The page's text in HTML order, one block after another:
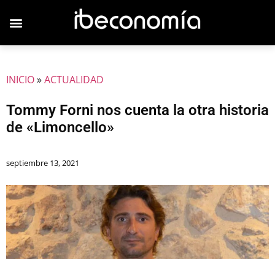
INICIO»ACTUALIDAD
Tommy Forni nos cuenta la otra historia
de «Limoncello»
septiembre 13, 2021